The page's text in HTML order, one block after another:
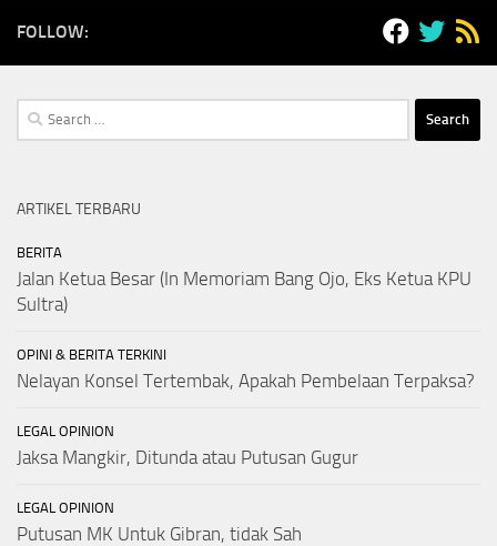
FOLLOW:
Search
for:
ARTIKEL TERBARU
BERITA
Jalan Ketua Besar (In Memoriam Bang Ojo, Eks Ketua KPU
Sultra)
OPINI & BERITA TERKINI
Nelayan Konsel Tertembak, Apakah Pembelaan Terpaksa?
LEGAL OPINION
Jaksa Mangkir, Ditunda atau Putusan Gugur
LEGAL OPINION
Putusan MK Untuk Gibran, tidak Sah